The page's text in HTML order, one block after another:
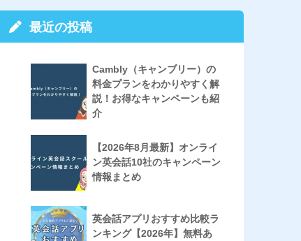
最近の投稿
Cambly（キャンブリー）の
料金プランをわかりやすく解
説！お得なキャンペーンも紹
介
【2026年8月最新】オンライ
ン英会話10社のキャンペーン
情報まとめ
英会話アプリおすすめ比較ラ
ンキング【2026年】無料あ